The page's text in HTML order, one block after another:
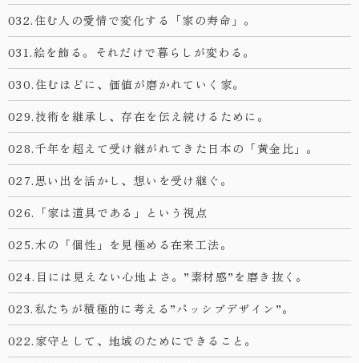
032.住む人の愛情で変化する「家の寿命」。
031.絵を飾る。それだけで暮らしが変わる。
030.住むほどに、価値が磨かれていく家。
029.技術を継承し、存在を伝え続けるために。
028.千年を超えて受け継がれてきた日本の「黄金比」。
027.思い出を活かし、想いを受け継ぐ。
026.「家は道具である」という視点
025.木の「個性」を見極める在来工法。
024.目には見えない心地よさ。”素材感”を磨き抜く。
023.私たちが積極的に考える”パッシブデザイン”。
022.家守として、地域のためにできること。